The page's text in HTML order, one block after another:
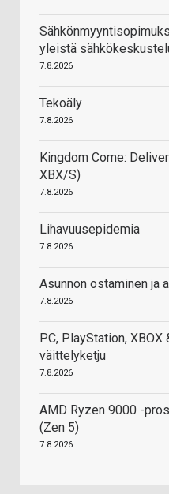
yleistä
7.8.2026
Tekoäly
7.8.2026
Kingdom Come:
XBX/S)
7.8.2026
Lihavuusepidemia
7.8.2026
Asunnon ostaminen ja
7.8.2026
PC, PlayStation,
väittelyketju
7.8.2026
AMD Ryzen 9000 -
(Zen 5)
7.8.2026